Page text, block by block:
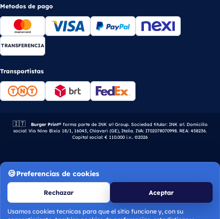
Metodos de pago
TRANSFERENCIA
Transportistas
🇮🇹 Empresa italiana.
Burger Print®forma parte de INK srl Group. Sociedad titular: INK srl. Domicilio
social: Via Nino Bixio 18/1, 16043, Chiavari (GE), Italia. IVA: IT02078070998. REA: 458236.
Capital social: € 110.000 i.v.. ©2026
Preferencias de cookies
Rechazar Aceptar
Usamos cookies tecnicas para que el sitio funcione y, con su